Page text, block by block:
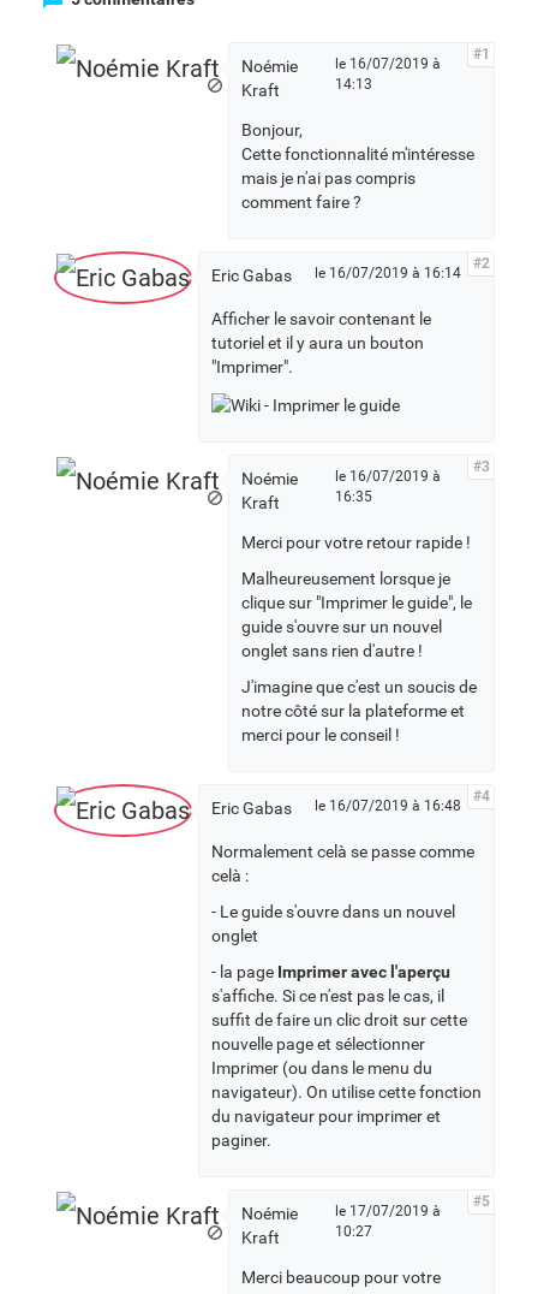
Noémie
Kraft
le 16/07/2019 à
14:13
#1
Bonjour,
Cette fonctionnalité m'intéresse
mais je n'ai pas compris
comment faire ?
Eric Gabas le 16/07/2019 à 16:14
#2
Afficher le savoir contenant le
tutoriel et il y aura un bouton
"Imprimer".
Noémie
Kraft
le 16/07/2019 à
16:35
#3
Merci pour votre retour rapide !
Malheureusement lorsque je
clique sur "Imprimer le guide", le
guide s'ouvre sur un nouvel
onglet sans rien d'autre !
J'imagine que c'est un soucis de
notre côté sur la plateforme et
merci pour le conseil !
Eric Gabas le 16/07/2019 à 16:48
#4
Normalement celà se passe comme
celà :
- Le guide s'ouvre dans un nouvel
onglet
- la page Imprimer avec l'aperçu
s'affiche. Si ce n'est pas le cas, il
suffit de faire un clic droit sur cette
nouvelle page et sélectionner
Imprimer (ou dans le menu du
navigateur). On utilise cette fonction
du navigateur pour imprimer et
paginer.
Noémie
Kraft
le 17/07/2019 à
10:27
#5
Merci beaucoup pour votre